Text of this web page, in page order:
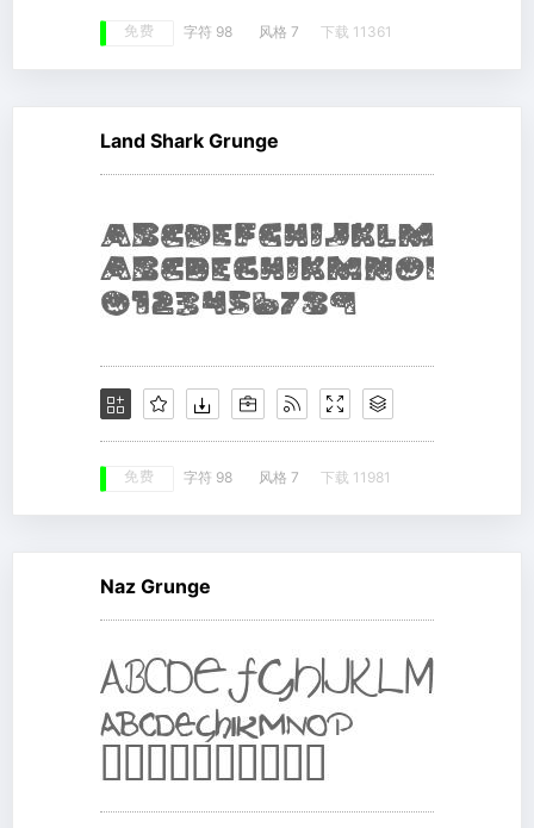
免费 字符 98 风格 7 下载 11361
Land Shark Grunge
免费 字符 98 风格 7 下载 11981
Naz Grunge